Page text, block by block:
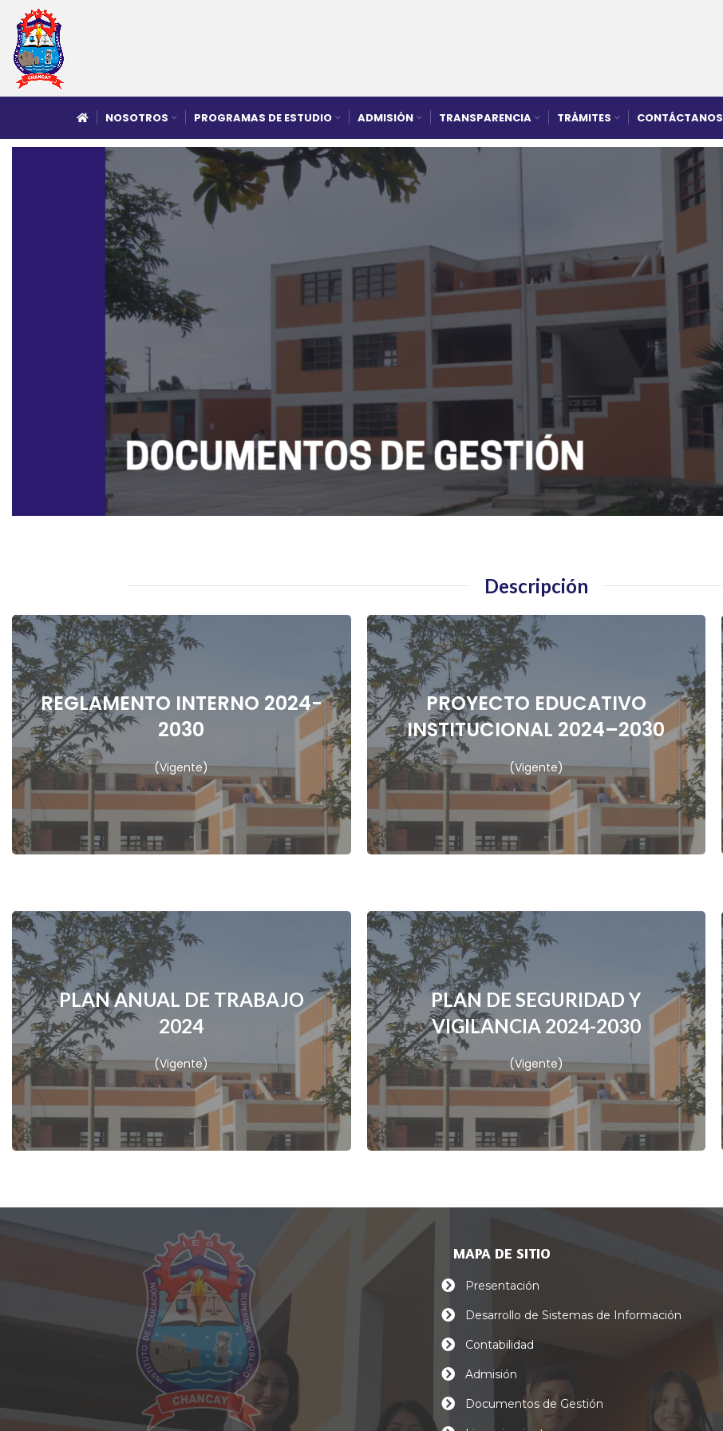
NOSOTROS PROGRAMAS DE ESTUDIO ADMISIÓN TRANSPARENCIA TRÁMITES CONTÁCTANOS
Descripción
REGLAMENTO INTERNO 2024-
2030
(Vigente)
PROYECTO EDUCATIVO
INSTITUCIONAL 2024–2030
(Vigente)
PLAN ANUAL DE TRABAJO
2024
(Vigente)
PLAN DE SEGURIDAD Y
VIGILANCIA 2024-2030
(Vigente)
MAPA DE SITIO
Presentación
Desarrollo de Sistemas de Información
Contabilidad
Admisión
Documentos de Gestión